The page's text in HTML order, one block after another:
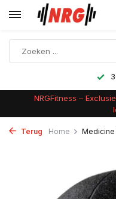
NRGFitness –
Terug Home Medicine